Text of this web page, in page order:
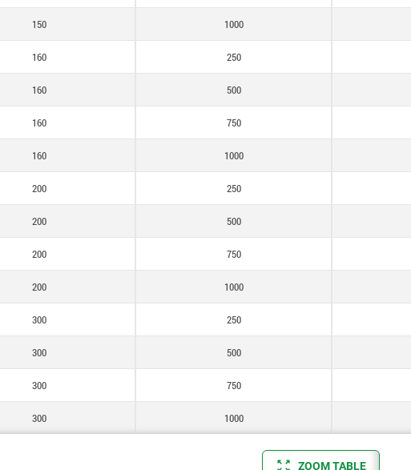
150 1000
160 250
160 500
160 750
160 1000
200 250
200 500
200 750
200 1000
300 250
300 500
300 750
300 1000
ZOOM TABLE